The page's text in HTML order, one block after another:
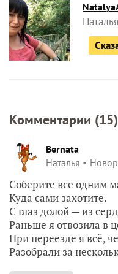
Комментарии (15)
Bernata
Наталья
Соберите все одним
Куда сами захотите.
С глаз долой — из
Раньше я отвозила в
При переезде я всё,
Разобрали за